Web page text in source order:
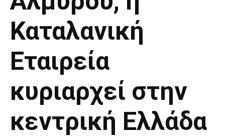
Καταλανική
Εταιρεία
κυριαρχεί στην
κεντρική Ελλάδα